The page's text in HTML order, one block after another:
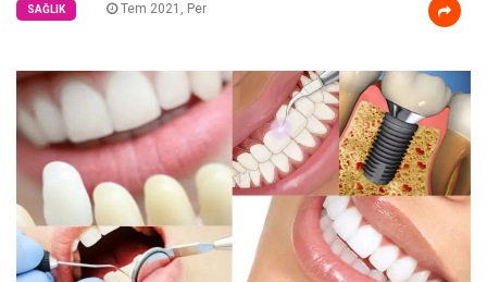
SAĞLIK Tem 2021, Per